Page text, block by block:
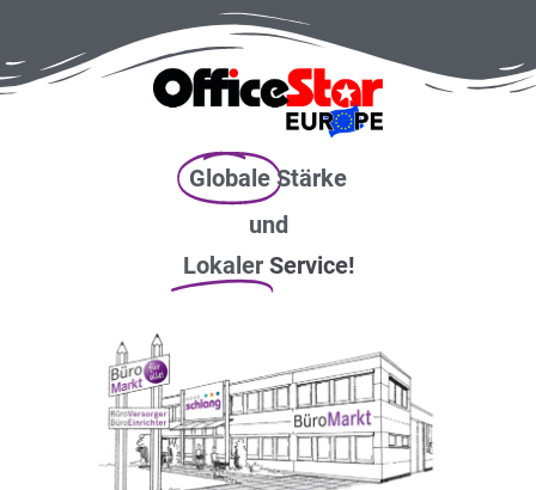
Globale Stärke
und
Lokaler Service!